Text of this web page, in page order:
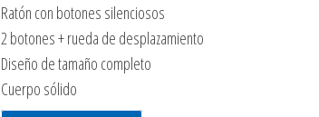
Ratón con botones silenciosos
2 botones + rueda de desplazamiento
Diseño de tamaño completo
Cuerpo sólido